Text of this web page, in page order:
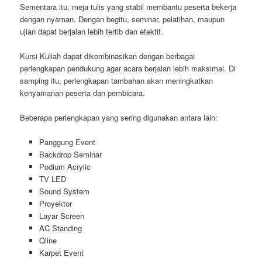
Sementara itu, meja tulis yang stabil membantu peserta bekerja
dengan nyaman. Dengan begitu, seminar, pelatihan, maupun
ujian dapat berjalan lebih tertib dan efektif.
Kursi Kuliah dapat dikombinasikan dengan berbagai
perlengkapan pendukung agar acara berjalan lebih maksimal. Di
samping itu, perlengkapan tambahan akan meningkatkan
kenyamanan peserta dan pembicara.
Beberapa perlengkapan yang sering digunakan antara lain:
Panggung Event
Backdrop Seminar
Podium Acrylic
TV LED
Sound System
Proyektor
Layar Screen
AC Standing
Qline
Karpet Event